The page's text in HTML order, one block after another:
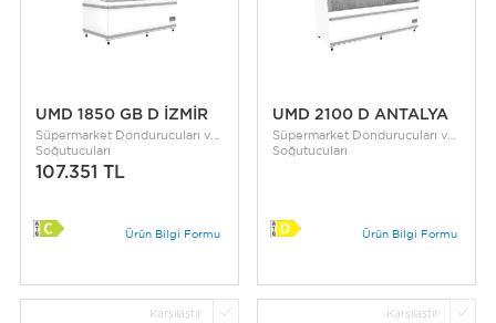
UMD 1850 GB D İZMİR
Süpermarket Dondurucuları ve
Soğutucuları
107.351 TL
Ürün Bilgi Formu
UMD 2100 D ANTALYA
Süpermarket Dondurucuları ve
Soğutucuları
Ürün Bilgi Formu
Karşılaştır Karşılaştır